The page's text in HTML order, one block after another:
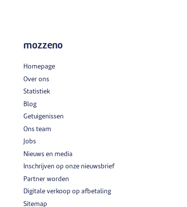
mozzeno
Homepage
Over ons
Statistiek
Blog
Getuigenissen
Ons team
Jobs
Nieuws en media
Inschrijven op onze nieuwsbrief
Partner worden
Digitale verkoop op afbetaling
Sitemap